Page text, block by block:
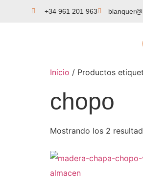
+34 961 201 963
Inicio / Productos
chopo
Mostrando los 2